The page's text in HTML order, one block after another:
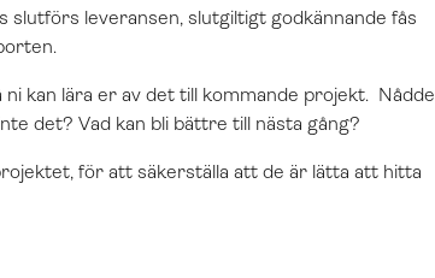
slutförs leveransen, slutgiltigt godkännande fås
kan lära er av det till kommande projekt. Nådde
det? Vad kan bli bättre till nästa gång?
för att säkerställa att de är lätta att hitta